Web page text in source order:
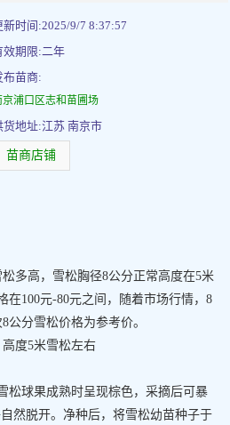
新时间:2025/9/7 8:37:57
效期限:二年
布苗商:
京浦口区志和苗圃场
货地址:江苏 南京市
苗商店铺
多高，雪松胸径8公分正常高度在5米
在100元-80元之间，随着市场行情，8
公分雪松价格为参考价。
度5米雪松左右
松球果成熟时呈现棕色，采摘后可暴
然脱开。净种后，将雪松幼苗种子于